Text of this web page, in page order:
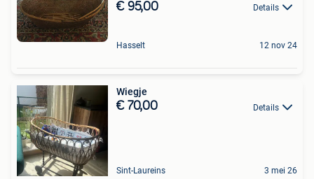
€ 95,00 Details
Hasselt 12 nov 24
Wiegje
€ 70,00 Details
Sint-Laureins 3 mei 26